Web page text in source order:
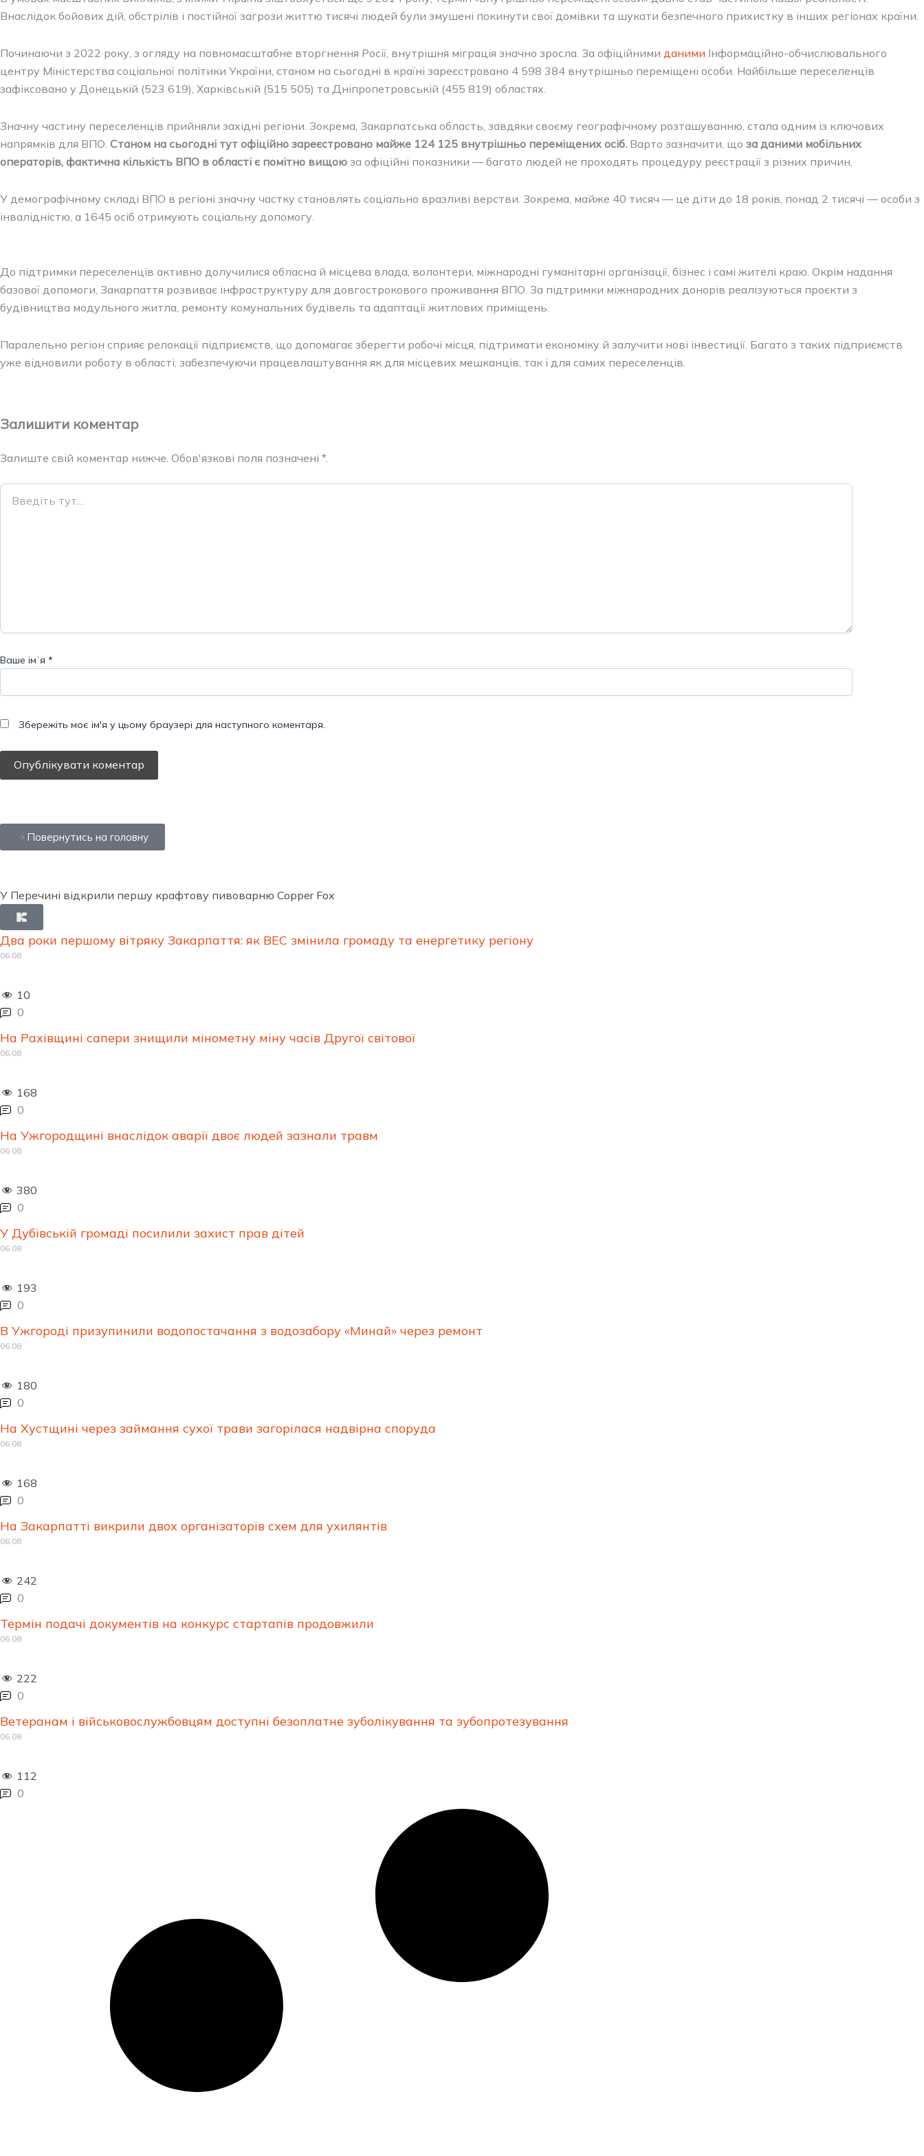
Внаслідок бойових дій, обстрілів і постійної загрози життю тисячі людей були змушені покинути свої домівки та шукати безпечного прихистку в інших регіонах країни.
Починаючи з 2022 року, з огляду на повномасштабне вторгнення Росії, внутрішня міграція значно зросла. За офіційними даними Інформаційно-обчислювального
центру Міністерства соціальної політики України, станом на сьогодні в країні зареєстровано 4 598 384 внутрішньо переміщені особи. Найбільше переселенців
зафіксовано у Донецькій (523 619), Харківській (515 505) та Дніпропетровській (455 819) областях.
Значну частину переселенців прийняли західні регіони. Зокрема, Закарпатська область, завдяки своєму географічному розташуванню, стала одним із ключових
напрямків для ВПО. Станом на сьогодні тут офіційно зареєстровано майже 124 125 внутрішньо переміщених осіб. Варто зазначити, що за даними мобільних
операторів, фактична кількість ВПО в області є помітно вищою за офіційні показники — багато людей не проходять процедуру реєстрації з різних причин.
У демографічному складі ВПО в регіоні значну частку становлять соціально вразливі верстви. Зокрема, майже 40 тисяч — це діти до 18 років, понад 2 тисячі — особи з
інвалідністю, а 1645 осіб отримують соціальну допомогу.
До підтримки переселенців активно долучилися обласна й місцева влада, волонтери, міжнародні гуманітарні організації, бізнес і самі жителі краю. Окрім надання
базової допомоги, Закарпаття розвиває інфраструктуру для довгострокового проживання ВПО. За підтримки міжнародних донорів реалізуються проєкти з
будівництва модульного житла, ремонту комунальних будівель та адаптації житлових приміщень.
Паралельно регіон сприяє релокації підприємств, що допомагає зберегти робочі місця, підтримати економіку й залучити нові інвестиції. Багато з таких підприємств
уже відновили роботу в області, забезпечуючи працевлаштування як для місцевих мешканців, так і для самих переселенців.
Залишити коментар
Залиште свій коментар нижче. Обов'язкові поля позначені *.
Введіть
тут...
Ваше імʼя *
Збережіть моє ім'я у цьому браузері для наступного коментаря.
Повернутись на головну
У Перечині відкрили першу крафтову пивоварню Copper Fox
Два роки першому вітряку Закарпаття: як ВЕС змінила громаду та енергетику регіону
06.08
10
0
На Рахівщині сапери знищили мінометну міну часів Другої світової
06.08
168
0
На Ужгородщині внаслідок аварії двоє людей зазнали травм
06.08
380
0
У Дубівській громаді посилили захист прав дітей
06.08
193
0
В Ужгороді призупинили водопостачання з водозабору «Минай» через ремонт
06.08
180
0
На Хустщині через займання сухої трави загорілася надвірна споруда
06.08
168
0
На Закарпатті викрили двох організаторів схем для ухилянтів
06.08
242
0
Термін подачі документів на конкурс стартапів продовжили
06.08
222
0
Ветеранам і військовослужбовцям доступні безоплатне зуболікування та зубопротезування
06.08
112
0